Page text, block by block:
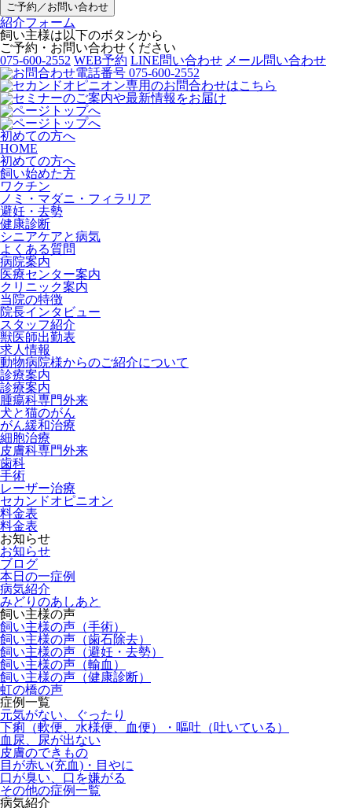
ご予約／お問い合わせ
紹介フォーム
飼い主様は以下のボタンから
ご予約・お問い合わせください
075-600-2552 WEB予約 LINE問い合わせ メール問い合わせ
初めての方へ
HOME
初めての方へ
飼い始めた方
ワクチン
ノミ・マダニ・フィラリア
避妊・去勢
健康診断
シニアケアと病気
よくある質問
病院案内
医療センター案内
クリニック案内
当院の特徴
院長インタビュー
スタッフ紹介
獣医師出勤表
求人情報
動物病院様からのご紹介について
診療案内
診療案内
腫瘍科専門外来
犬と猫のがん
がん緩和治療
細胞治療
皮膚科専門外来
歯科
手術
レーザー治療
セカンドオピニオン
料金表
料金表
お知らせ
お知らせ
ブログ
本日の一症例
病気紹介
みどりのあしあと
飼い主様の声
飼い主様の声（手術）
飼い主様の声（歯石除去）
飼い主様の声（避妊・去勢）
飼い主様の声（輸血）
飼い主様の声（健康診断）
虹の橋の声
症例一覧
元気がない、ぐったり
下痢（軟便、水様便、血便）・嘔吐（吐いている）
血尿、尿が出ない
皮膚のできもの
目が赤い(充血)・目やに
口が臭い、口を嫌がる
その他の症例一覧
病気紹介